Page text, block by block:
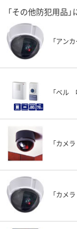
「その他防犯用品
「アン
「ベル
「カメ
「カメ